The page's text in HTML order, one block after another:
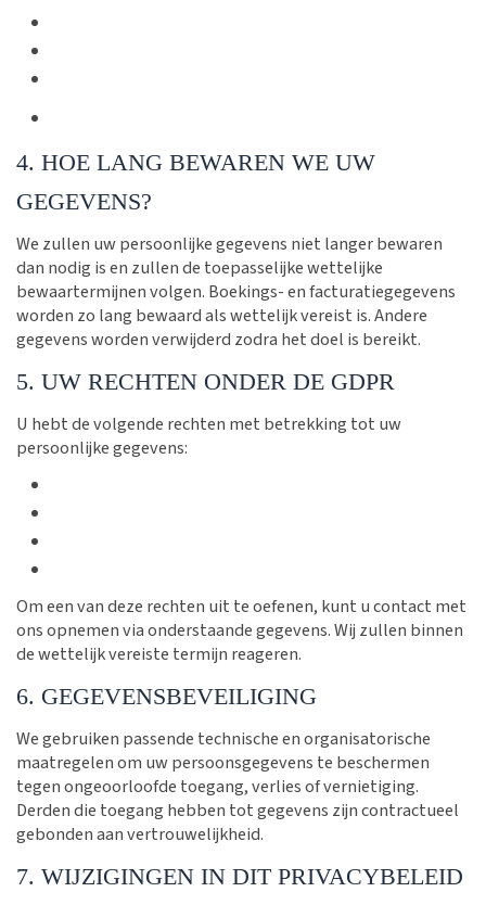
4. HOE LANG BEWAREN WE UW
GEGEVENS?
We zullen uw persoonlijke gegevens niet langer bewaren
dan nodig is en zullen de toepasselijke wettelijke
bewaartermijnen volgen. Boekings- en facturatiegegevens
worden zo lang bewaard als wettelijk vereist is. Andere
gegevens worden verwijderd zodra het doel is bereikt.
5. UW RECHTEN ONDER DE GDPR
U hebt de volgende rechten met betrekking tot uw
persoonlijke gegevens:
Om een van deze rechten uit te oefenen, kunt u contact met
ons opnemen via onderstaande gegevens. Wij zullen binnen
de wettelijk vereiste termijn reageren.
6. GEGEVENSBEVEILIGING
We gebruiken passende technische en organisatorische
maatregelen om uw persoonsgegevens te beschermen
tegen ongeoorloofde toegang, verlies of vernietiging.
Derden die toegang hebben tot gegevens zijn contractueel
gebonden aan vertrouwelijkheid.
7. WIJZIGINGEN IN DIT PRIVACYBELEID